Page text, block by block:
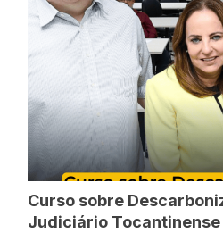
Curso sobre
Judiciário